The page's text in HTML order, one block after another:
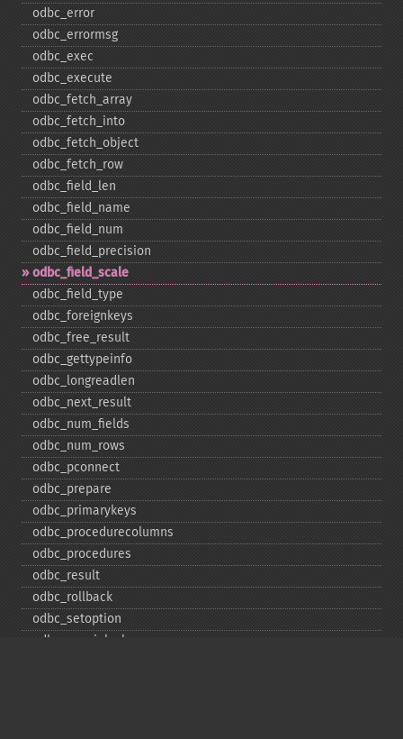
odbc_​error
odbc_​errormsg
odbc_​exec
odbc_​execute
odbc_​fetch_​array
odbc_​fetch_​into
odbc_​fetch_​object
odbc_​fetch_​row
odbc_​field_​len
odbc_​field_​name
odbc_​field_​num
odbc_​field_​precision
odbc_​field_​scale
odbc_​field_​type
odbc_​foreignkeys
odbc_​free_​result
odbc_​gettypeinfo
odbc_​longreadlen
odbc_​next_​result
odbc_​num_​fields
odbc_​num_​rows
odbc_​pconnect
odbc_​prepare
odbc_​primarykeys
odbc_​procedurecolumns
odbc_​procedures
odbc_​result
odbc_​rollback
odbc_​setoption
odbc_​specialcolumns